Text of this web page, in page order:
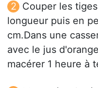
Couper les
longueur puis en
cm.Dans une
avec le jus
macérer 1 heure à